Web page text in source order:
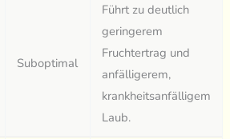
Suboptimal
Führt zu deutlich
geringerem
Fruchtertrag und
anfälligerem,
krankheitsanfälligem
Laub.